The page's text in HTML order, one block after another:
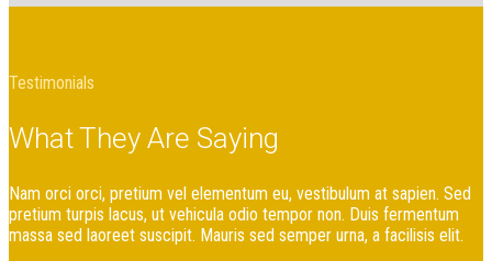
Testimonials
What They Are Saying
Nam orci orci, pretium vel elementum eu, vestibulum at sapien. Sed
pretium turpis lacus, ut vehicula odio tempor non. Duis fermentum
massa sed laoreet suscipit. Mauris sed semper urna, a facilisis elit.